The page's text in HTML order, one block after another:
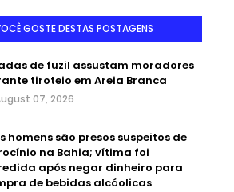
GOSTE DESTAS POSTAGENS
de fuzil assustam moradores
tiroteio em Areia Branca
07, 2026
homens são presos suspeitos de
na Bahia; vítima foi
após negar dinheiro para
de bebidas alcóolicas